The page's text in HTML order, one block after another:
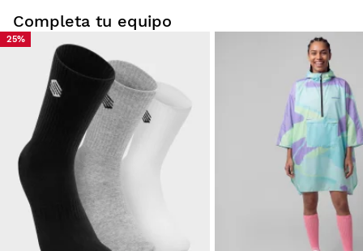
Completa tu equipo
25%